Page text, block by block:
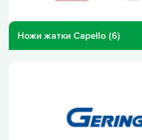
Ножи жатки Capello (6)